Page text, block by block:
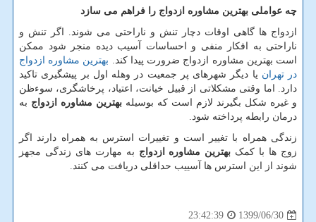
چه عواملی بهترین مشاوره ازدواج را فراهم می سازد
ازدواج ها گاهی اوقات دچار تنش و ناراحتی می شوند. اگر تنش و
ناراحتی به افکار منفی و احساسات آسیب دیده منجر شود ممکن
است بهترین مشاوره ازدواج ضرورت پیدا کند. بهترین مشاوره ازدواج
در تهران یا دیگر شهرهای پر جمعیت در وهله اول بر پیشگیری تاکید
دارد. اما وقتی مشکلاتی از قبیل خیانت، اعتیاد، پرخاشگری، سوءظن
و غیره شکل بگیرند لازم است که بوسیله بهترین مشاوره ازدواج به
درمان رابطه پرداخته شود.
زندگی همراه با تغییر است و تغییرات استرس به همراه دارند اگر
زوج ها با کمک بهترین مشاوره ازدواج به مهارت های زندگی مجهز
شوند از این استرس ها آسییب حداقلی دریافت می کنند.
1399/06/30
23:42:39